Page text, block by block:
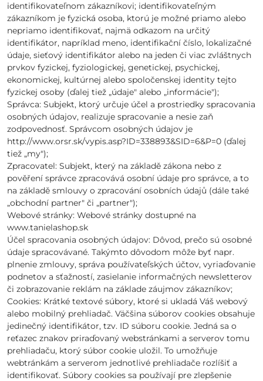
identifikovateľnom zákazníkovi; identifikovateľným
zákazníkom je fyzická osoba, ktorú je možné priamo alebo
nepriamo identifikovať, najmä odkazom na určitý
identifikátor, napríklad meno, identifikační číslo, lokalizačné
údaje, sieťový identifikátor alebo na jeden či viac zvláštnych
prvkov fyzickej, fyziologickej, genetickej, psychickej,
ekonomickej, kultúrnej alebo spoločenskej identity tejto
fyzickej osoby (ďalej tiež „údaje" alebo „informácie");
Správca: Subjekt, ktorý určuje účel a prostriedky spracovania
osobných údajov, realizuje spracovanie a nesie zaň
zodpovednosť. Správcom osobných údajov je
http://www.orsr.sk/vypis.asp?ID=338893&SID=6&P=0 (ďalej
tiež „my");
Zpracovatel: Subjekt, který na základě zákona nebo z
pověření správce zpracovává osobní údaje pro správce, a to
na základě smlouvy o zpracování osobních údajů (dále také
„obchodní partner" či „partner");
Webové stránky: Webové stránky dostupné na
www.tanielashop.sk
Účel spracovania osobných údajov: Dôvod, prečo sú osobné
údaje spracovávané. Takýmto dôvodom môže byť napr.
plnenie zmlouvy, správa používateľských účtov, vyriaďovanie
podnetov a sťažností, zasielanie informačných newsletterov
či zobrazovanie reklám na základe záujmov zákazníkov;
Cookies: Krátké textové súbory, ktoré si ukladá Váš webový
alebo mobilný prehliadač. Väčšina súborov cookies obsahuje
jedinečný identifikátor, tzv. ID súboru cookie. Jedná sa o
reťazec znakov priraďovaný webstránkami a serverov tomu
prehliadaču, ktorý súbor cookie uložil. To umožňuje
webtránkám a serverom jednotlivé prehliadače rozlíšiť a
identifikovať. Súbory cookies sa používají pre zlepšenie